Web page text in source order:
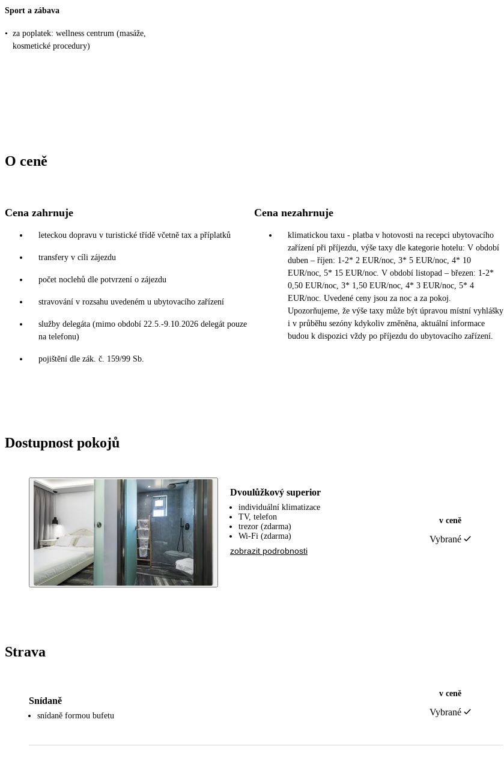
Sport a zábava
• za poplatek: wellness centrum (masáže,
kosmetické procedury)
O ceně
Cena zahrnuje
leteckou dopravu v turistické třídě včetně tax a příplatků
transfery v cíli zájezdu
počet noclehů dle potvrzení o zájezdu
stravování v rozsahu uvedeném u ubytovacího zařízení
služby delegáta (mimo období 22.5.-9.10.2026 delegát pouze
na telefonu)
pojištění dle zák. č. 159/99 Sb.
Cena nezahrnuje
klimatickou taxu - platba v hotovosti na recepci ubytovacího
zařízení při příjezdu, výše taxy dle kategorie hotelu: V období
duben – říjen: 1-2* 2 EUR/noc, 3* 5 EUR/noc, 4* 10
EUR/noc, 5* 15 EUR/noc. V období listopad – březen: 1-2*
0,50 EUR/noc, 3* 1,50 EUR/noc, 4* 3 EUR/noc, 5* 4
EUR/noc. Uvedené ceny jsou za noc a za pokoj.
Upozorňujeme, že výše taxy může být úpravou místní vyhlášky
i v průběhu sezóny kdykoliv změněna, aktuální informace
budou k dispozici vždy po příjezdu do ubytovacího zařízení.
Dostupnost pokojů
Dvoulůžkový superior
individuální klimatizace
TV, telefon
trezor (zdarma)
Wi-Fi (zdarma)
zobrazit podrobnosti
v ceně
Vybrané
Strava
Snídaně
snídaně formou bufetu
v ceně
Vybrané